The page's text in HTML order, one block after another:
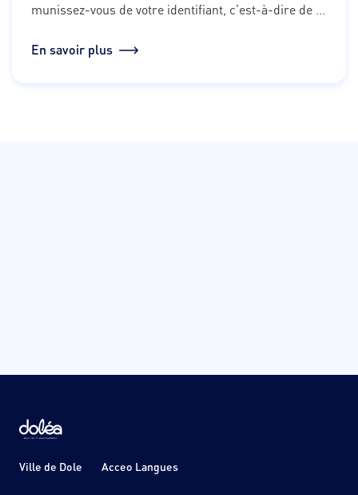
munissez-vous de votre identifiant, c’est-à-dire de
connecter à votre compte.
En savoir plus
Ville de Dole Acceo Langues